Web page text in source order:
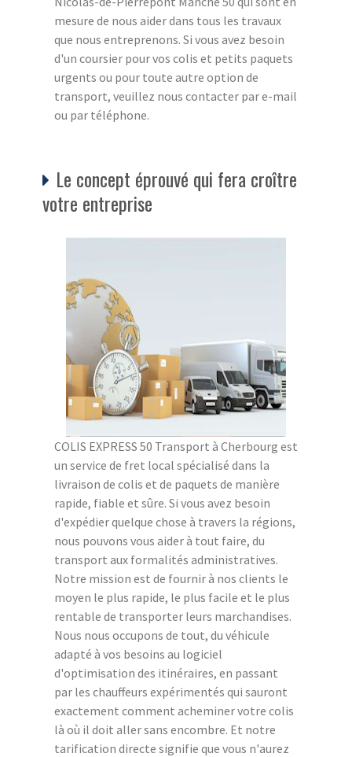
mesure de nous aider dans tous les travaux
que nous entreprenons. Si vous avez besoin
d'un coursier pour vos colis et petits paquets
urgents ou pour toute autre option de
transport, veuillez nous contacter par e-mail
ou par téléphone.
Le concept éprouvé qui fera croître
votre entreprise
COLIS EXPRESS 50 Transport à Cherbourg est
un service de fret local spécialisé dans la
livraison de colis et de paquets de manière
rapide, fiable et sûre. Si vous avez besoin
d'expédier quelque chose à travers la régions,
nous pouvons vous aider à tout faire, du
transport aux formalités administratives.
Notre mission est de fournir à nos clients le
moyen le plus rapide, le plus facile et le plus
rentable de transporter leurs marchandises.
Nous nous occupons de tout, du véhicule
adapté à vos besoins au logiciel
d'optimisation des itinéraires, en passant
par les chauffeurs expérimentés qui sauront
exactement comment acheminer votre colis
là où il doit aller sans encombre. Et notre
tarification directe signifie que vous n'aurez